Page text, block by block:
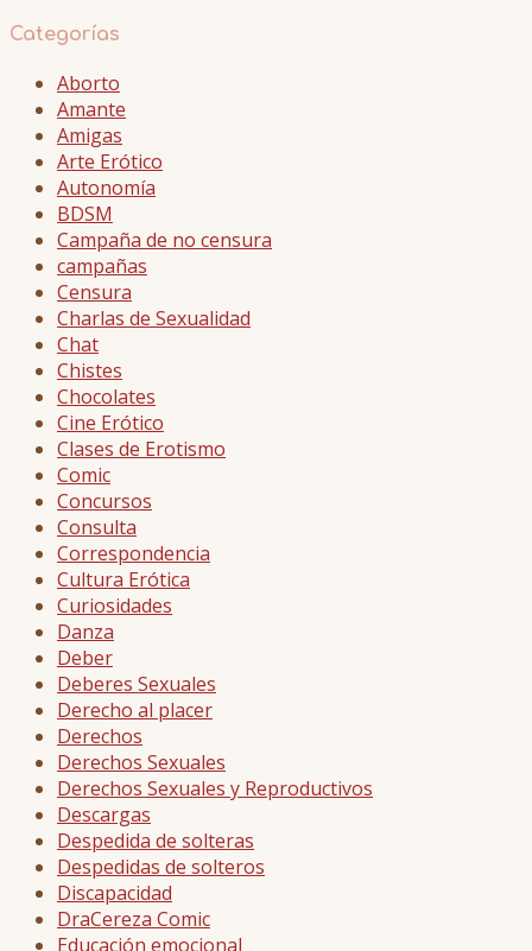
Categorías
Aborto
Amante
Amigas
Arte Erótico
Autonomía
BDSM
Campaña de no censura
campañas
Censura
Charlas de Sexualidad
Chat
Chistes
Chocolates
Cine Erótico
Clases de Erotismo
Comic
Concursos
Consulta
Correspondencia
Cultura Erótica
Curiosidades
Danza
Deber
Deberes Sexuales
Derecho al placer
Derechos
Derechos Sexuales
Derechos Sexuales y Reproductivos
Descargas
Despedida de solteras
Despedidas de solteros
Discapacidad
DraCereza Comic
Educación emocional